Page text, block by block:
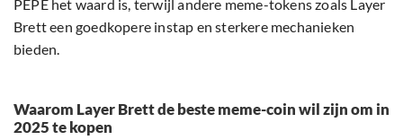
PEPE het waard is, terwijl andere meme-tokens zoals Layer
Brett een goedkopere instap en sterkere mechanieken
bieden.
Waarom Layer Brett de beste meme-coin wil zijn om in
2025 te kopen